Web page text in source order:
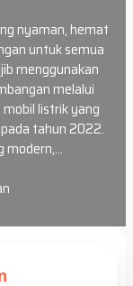
nyaman, hemat
untuk semua
menggunakan
melalui
listrik yang
tahun 2022.
modern,…